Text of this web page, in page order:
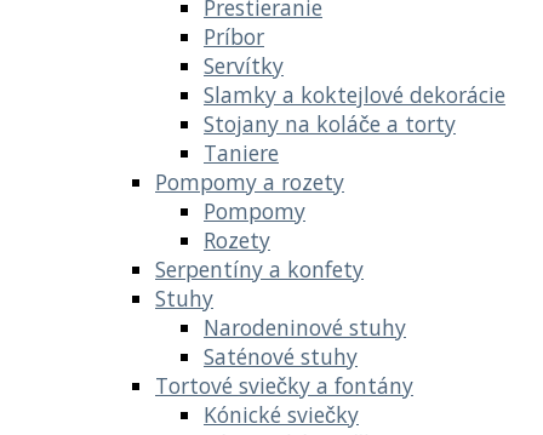
Prestieranie
Príbor
Servítky
Slamky a koktejlové dekorácie
Stojany na koláče a torty
Taniere
Pompomy a rozety
Pompomy
Rozety
Serpentíny a konfety
Stuhy
Narodeninové stuhy
Saténové stuhy
Tortové sviečky a fontány
Kónické sviečky